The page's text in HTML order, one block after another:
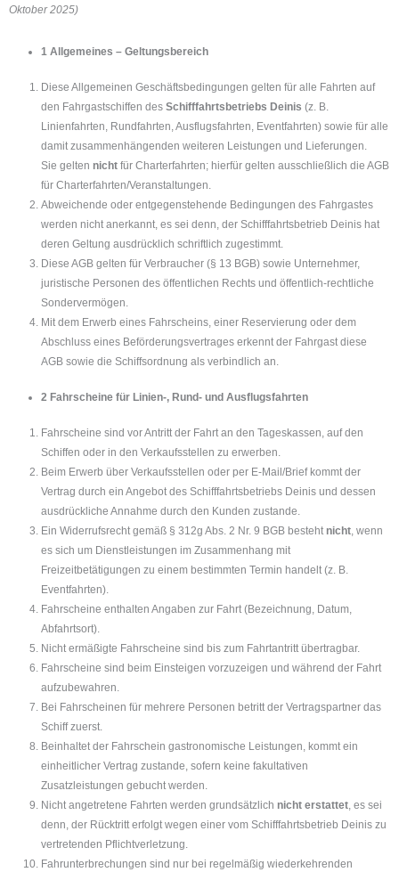
Oktober 2025)
1 Allgemeines – Geltungsbereich
Diese Allgemeinen Geschäftsbedingungen gelten für alle Fahrten auf
den Fahrgastschiffen des Schifffahrtsbetriebs Deinis (z. B.
Linienfahrten, Rundfahrten, Ausflugsfahrten, Eventfahrten) sowie für alle
damit zusammenhängenden weiteren Leistungen und Lieferungen.
Sie gelten nichtfür Charterfahrten; hierfür gelten ausschließlich die AGB
für Charterfahrten/Veranstaltungen.
Abweichende oder entgegenstehende Bedingungen des Fahrgastes
werden nicht anerkannt, es sei denn, der Schifffahrtsbetrieb Deinis hat
deren Geltung ausdrücklich schriftlich zugestimmt.
Diese AGB gelten für Verbraucher (§ 13 BGB) sowie Unternehmer,
juristische Personen des öffentlichen Rechts und öffentlich-rechtliche
Sondervermögen.
Mit dem Erwerb eines Fahrscheins, einer Reservierung oder dem
Abschluss eines Beförderungsvertrages erkennt der Fahrgast diese
AGB sowie die Schiffsordnung als verbindlich an.
2 Fahrscheine für Linien-, Rund- und Ausflugsfahrten
Fahrscheine sind vor Antritt der Fahrt an den Tageskassen, auf den
Schiffen oder in den Verkaufsstellen zu erwerben.
Beim Erwerb über Verkaufsstellen oder per E-Mail/Brief kommt der
Vertrag durch ein Angebot des Schifffahrtsbetriebs Deinis und dessen
ausdrückliche Annahme durch den Kunden zustande.
Ein Widerrufsrecht gemäß § 312g Abs. 2 Nr. 9 BGB besteht nicht, wenn
es sich um Dienstleistungen im Zusammenhang mit
Freizeitbetätigungen zu einem bestimmten Termin handelt (z. B.
Eventfahrten).
Fahrscheine enthalten Angaben zur Fahrt (Bezeichnung, Datum,
Abfahrtsort).
Nicht ermäßigte Fahrscheine sind bis zum Fahrtantritt übertragbar.
Fahrscheine sind beim Einsteigen vorzuzeigen und während der Fahrt
aufzubewahren.
Bei Fahrscheinen für mehrere Personen betritt der Vertragspartner das
Schiff zuerst.
Beinhaltet der Fahrschein gastronomische Leistungen, kommt ein
einheitlicher Vertrag zustande, sofern keine fakultativen
Zusatzleistungen gebucht werden.
Nicht angetretene Fahrten werden grundsätzlich nicht erstattet, es sei
denn, der Rücktritt erfolgt wegen einer vom Schifffahrtsbetrieb Deinis zu
vertretenden Pflichtverletzung.
Fahrunterbrechungen sind nur bei regelmäßig wiederkehrenden